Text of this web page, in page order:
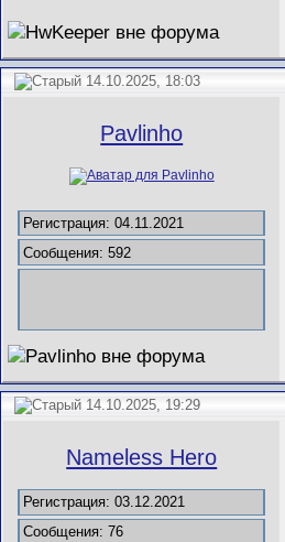
14.10.2025, 18:03
Pavlinho
Регистрация: 04.11.2021
Сообщения: 592
14.10.2025, 19:29
Nameless Hero
Регистрация: 03.12.2021
Сообщения: 76